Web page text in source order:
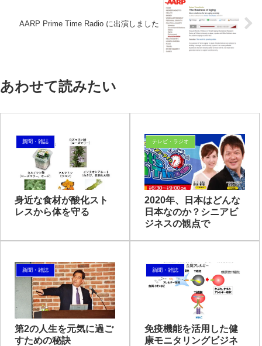
AARP Prime Time Radio に出演しました
あわせて読みたい
新聞・雑誌
身近な食材が酸化スト
レスから体を守る
テレビ・ラジオ
2020年、日本はどんな
日本なのか？シニアビ
ジネスの観点で
新聞・雑誌
第2の人生を元気に過ご
すための秘訣
新聞・雑誌
免疫機能を活用した健
康モニタリングビジネ